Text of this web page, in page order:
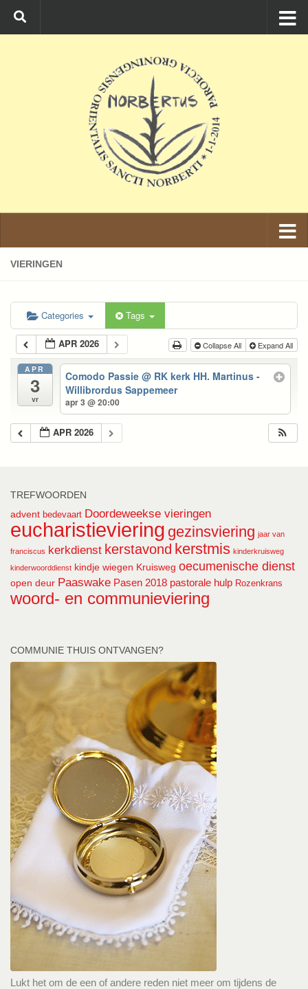
Ga naar de inhoud
VIERINGEN
Categories Tags
APR 2026 Collapse All Expand All
APR
3
vr
Comodo Passie@ RK kerk HH. Martinus -
Willibrordus Sappemeer
apr 3 @ 20:00
APR 2026
TREFWOORDEN
advent bedevaart Doordeweekse vieringen
eucharistieviering gezinsviering jaar van
franciscus kerkdienst kerstavond kerstmis kinderkruisweg
kinderwoorddienst kindje wiegen Kruisweg oecumenische dienst
open deur Paaswake Pasen 2018 pastorale hulp Rozenkrans
woord- en communieviering
COMMUNIE THUIS ONTVANGEN?
Lukt het om de een of andere reden niet meer om tijdens de